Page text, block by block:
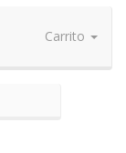
Carrito